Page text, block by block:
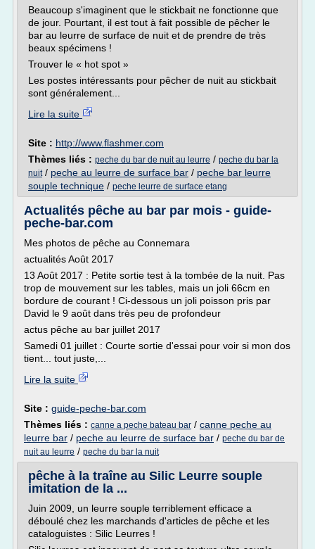
Beaucoup s'imaginent que le stickbait ne fonctionne que
de jour. Pourtant, il est tout à fait possible de pêcher le
bar au leurre de surface de nuit et de prendre de très
beaux spécimens !
Trouver le « hot spot »
Les postes intéressants pour pêcher de nuit au stickbait
sont généralement...
Lire la suite
Site : http://www.flashmer.com
Thèmes liés : peche du bar de nuit au leurre / peche du bar la
nuit/ peche au leurre de surface bar / peche bar leurre
souple technique / peche leurre de surface etang
Actualités pêche au bar par mois - guide-
peche-bar.com
Mes photos de pêche au Connemara
actualités Août 2017
13 Août 2017 : Petite sortie test à la tombée de la nuit. Pas
trop de mouvement sur les tables, mais un joli 66cm en
bordure de courant ! Ci-dessous un joli poisson pris par
David le 9 août dans très peu de profondeur
actus pêche au bar juillet 2017
Samedi 01 juillet : Courte sortie d'essai pour voir si mon dos
tient... tout juste,...
Lire la suite
Site : guide-peche-bar.com
Thèmes liés : canne a peche bateau bar / canne peche au
leurre bar / peche au leurre de surface bar / peche du bar de
nuit au leurre / peche du bar la nuit
pêche à la traîne au Silic Leurre souple
imitation de la ...
Juin 2009, un leurre souple terriblement efficace a
déboulé chez les marchands d'articles de pêche et les
cataloguistes : Silic Leurres !